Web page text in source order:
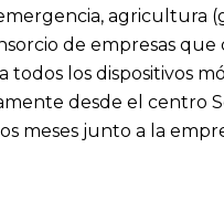
agricultura
de empresas
todos los dispositivos
desde el centro
meses junto a la